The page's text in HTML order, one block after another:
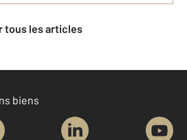
tous les articles
biens